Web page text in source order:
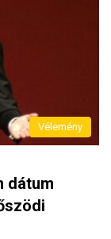
Vélemény
dátum